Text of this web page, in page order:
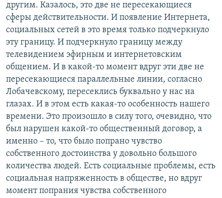
другим. Казалось, это две не пересекающиеся
сферы действительности. И появление Интернета,
социальных сетей в это время только подчеркнуло
эту границу. И подчеркнуло границу между
телевидением эфирным и интернетовским
общением. И в какой-то момент вдруг эти две не
пересекающиеся параллельные линии, согласно
Лобачевскому, пересеклись буквально у нас на
глазах. И в этом есть какая-то особенность нашего
времени. Это произошло в силу того, очевидно, что
был нарушен какой-то общественный договор, а
именно – то, что было попрано чувство
собственного достоинства у довольно большого
количества людей. Есть социальные проблемы, есть
социальная напряженность в обществе, но вдруг
момент попрания чувства собственного